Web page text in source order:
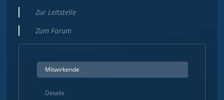
Zur Leitstelle
Zum Forum
Mitwirkende
Details